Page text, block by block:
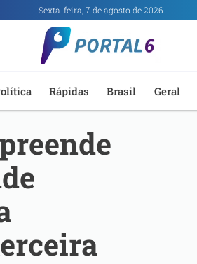
Sexta-feira, 7 de agosto de 2026
Rápidas Brasil Geral